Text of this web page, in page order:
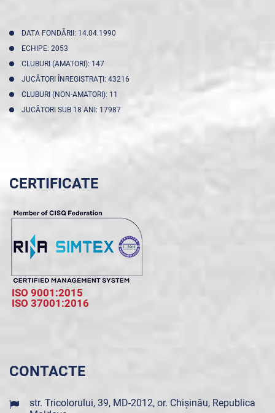
DATA FONDĂRII: 14.04.1990
ECHIPE: 2053
CLUBURI (AMATORI): 147
JUCĂTORI ÎNREGISTRAŢI: 43216
CLUBURI (NON-AMATORI): 11
JUCĂTORI SUB 18 ANI: 17987
CERTIFICATE
ISO 9001:2015
ISO 37001:2016
CONTACTE
str. Tricolorului, 39, MD-2012, or. Chișinău, Republica